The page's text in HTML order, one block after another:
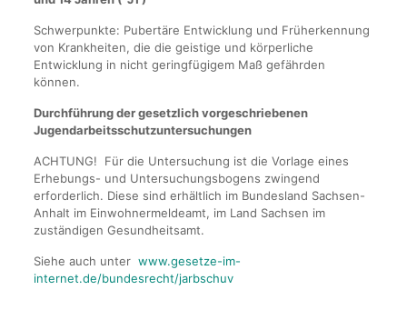
Schwerpunkte: Pubertäre Entwicklung und Früherkennung
von Krankheiten, die die geistige und körperliche
Entwicklung in nicht geringfügigem Maß gefährden
können.
Durchführung der gesetzlich vorgeschriebenen
Jugendarbeitsschutzuntersuchungen
ACHTUNG! Für die Untersuchung ist die Vorlage eines
Erhebungs- und Untersuchungsbogens zwingend
erforderlich. Diese sind erhältlich im Bundesland Sachsen-
Anhalt im Einwohnermeldeamt, im Land Sachsen im
zuständigen Gesundheitsamt.
Siehe auch unter www.gesetze-im-
internet.de/bundesrecht/jarbschuv